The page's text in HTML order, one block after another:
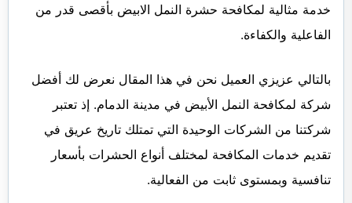
خدمة مثالية لمكافحة حشرة النمل الابيض بأقصى قدر من
الفاعلية والكفاءة.
بالتالي عزيزي العميل نحن في هذا المقال نعرض لك أفضل
شركة لمكافحة النمل الأبيض في مدينة الدمام. إذ تعتبر
شركتنا من الشركات الوحيدة التي تمتلك تاريخ عريق في
تقديم خدمات المكافحة لمختلف أنواع الحشرات بأسعار
تنافسية وبمستوى ثابت من الفعالية.